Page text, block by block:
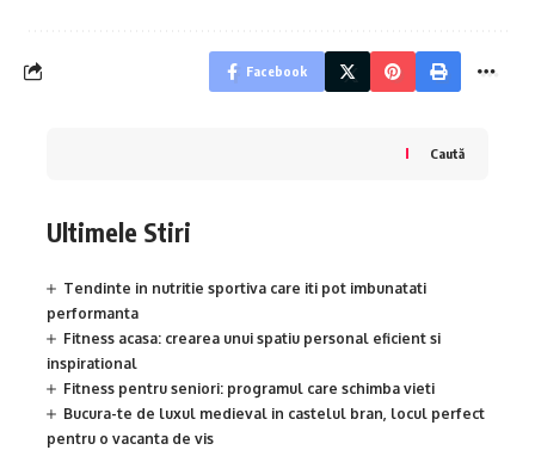
Facebook
Caută
Ultimele Stiri
Tendinte in nutritie sportiva care iti pot imbunatati
performanta
Fitness acasa: crearea unui spatiu personal eficient si
inspirational
Fitness pentru seniori: programul care schimba vieti
Bucura-te de luxul medieval in castelul bran, locul perfect
pentru o vacanta de vis